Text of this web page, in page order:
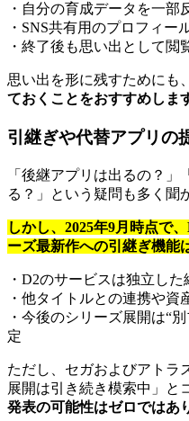
・自分の育成データを一部
・SNS共有用のプロフィー
・終了後も思い出として閲
思い出を形に残すためにも、
ておくことをおすすめしま
引継ぎや代替アプリの
「後継アプリは出るの？
る？」という疑問も多く聞
しかし、2025年9月時点で
ーズ最新作への引継ぎ機能
・D2のサービスは独立した
・他タイトルとの連携や資
・今後のシリーズ展開は“
定
ただし、セガおよびアトラ
展開は引き続き模索中」と
発表の可能性はゼロではあ